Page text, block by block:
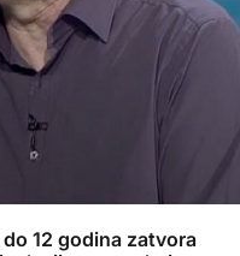
12 godina zatvora